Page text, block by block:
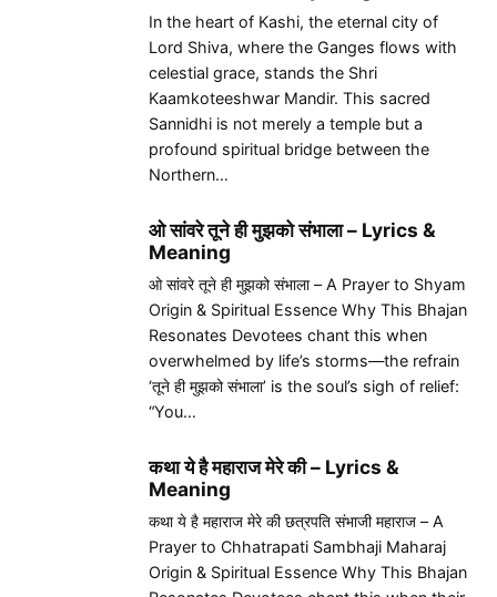
In the heart of Kashi, the eternal city of
Lord Shiva, where the Ganges flows with
celestial grace, stands the Shri
Kaamkoteeshwar Mandir. This sacred
Sannidhi is not merely a temple but a
profound spiritual bridge between the
Northern…
ओ सांवरे तूने ही मुझको संभाला – Lyrics &
Meaning
ओ सांवरे तूने ही मुझको संभाला – A Prayer to Shyam
Origin & Spiritual Essence Why This Bhajan
Resonates Devotees chant this when
overwhelmed by life’s storms—the refrain
‘तूने ही मुझको संभाला’ is the soul’s sigh of relief:
“You…
कथा ये है महाराज मेरे की – Lyrics &
Meaning
कथा ये है महाराज मेरे की छत्रपति संभाजी महाराज – A
Prayer to Chhatrapati Sambhaji Maharaj
Origin & Spiritual Essence Why This Bhajan